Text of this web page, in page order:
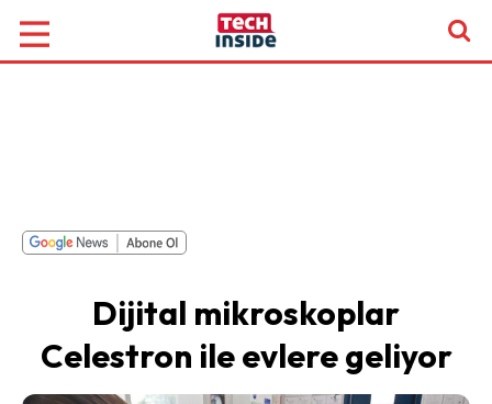
Dijital mikroskoplar
Celestron ile evlere geliyor